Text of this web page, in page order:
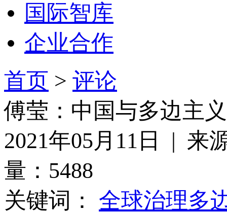
国际智库
企业合作
首页 > 评论
傅莹：中国与多边主义
2021年05月11日 | 来
量：5488
关键词： 全球治理多